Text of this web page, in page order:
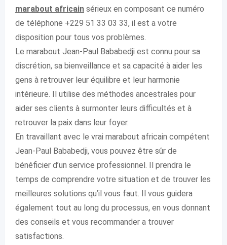
marabout africain sérieux en composant ce numéro
de téléphone +229 51 33 03 33, il est a votre
disposition pour tous vos problèmes.
Le marabout Jean-Paul Bababedji est connu pour sa
discrétion, sa bienveillance et sa capacité à aider les
gens à retrouver leur équilibre et leur harmonie
intérieure. Il utilise des méthodes ancestrales pour
aider ses clients à surmonter leurs difficultés et à
retrouver la paix dans leur foyer.
En travaillant avec le vrai marabout africain compétent
Jean-Paul Bababedji, vous pouvez être sûr de
bénéficier d’un service professionnel. Il prendra le
temps de comprendre votre situation et de trouver les
meilleures solutions qu’il vous faut. Il vous guidera
également tout au long du processus, en vous donnant
des conseils et vous recommander a trouver
satisfactions.